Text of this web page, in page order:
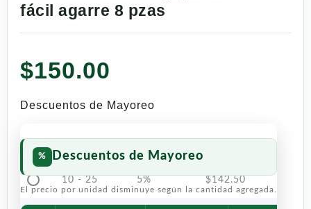
fácil agarre 8 pzas
$150.00
Descuentos de Mayoreo
Descuentos de Mayoreo
El precio por unidad disminuye según la cantidad agregada.
10 - 25 5% $142.50